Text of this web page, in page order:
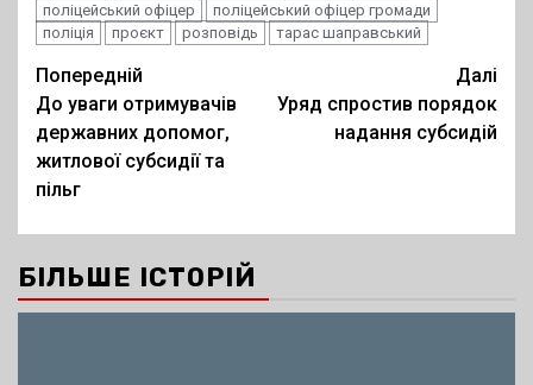
поліцейський офіцер
поліцейський офіцер громади
поліція
проєкт розповідь тарас шаправський
Post
navigation
Попередній
До уваги отримувачів
державних допомог,
житлової субсидії та
пільг
Далі
Уряд спростив порядок
надання субсидій
БІЛЬШЕ ІСТОРІЙ